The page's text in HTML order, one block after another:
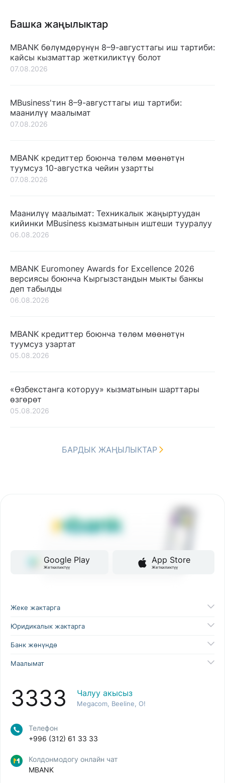
Башка жаңылыктар
MBANK бөлүмдөрүнүн 8–9-августтагы иш тартиби:
кайсы кызматтар жеткиликтүү болот
07.08.2026
MBusiness'тин 8–9-августтагы иш тартиби:
маанилүү маалымат
07.08.2026
MBANK кредиттер боюнча төлөм мөөнөтүн
туумсуз 10-августка чейин узартты
07.08.2026
Маанилүү маалымат: Техникалык жаңыртуудан
кийинки MBusiness кызматынын иштеши тууралуу
06.08.2026
MBANK Euromoney Awards for Excellence 2026
версиясы боюнча Кыргызстандын мыкты банкы
деп табылды
06.08.2026
MBANK кредиттер боюнча төлөм мөөнөтүн
туумсуз узартат
05.08.2026
«Өзбекстанга которуу» кызматынын шарттары
өзгөрөт
05.08.2026
БАРДЫК ЖАҢЫЛЫКТАР
Google Play
Жеткиликтүү
App Store
Жеткиликтүү
Жеке жактарга
Юридикалык жактарга
Банк жөнүндө
Маалымат
3333 Чалуу акысыз
Megacom, Beeline, O!
Телефон
+996 (312) 61 33 33
Колдонмодогу онлайн чат
MBANK